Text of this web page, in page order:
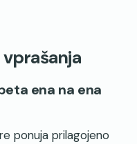
ena na ena
ponuja prilagojeno